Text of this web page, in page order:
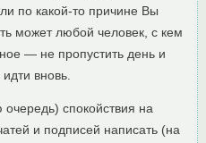
по какой-то причине Вы
может любой человек, с кем
— не пропустить день и
вновь.
спокойствия на
и подписей написать (на